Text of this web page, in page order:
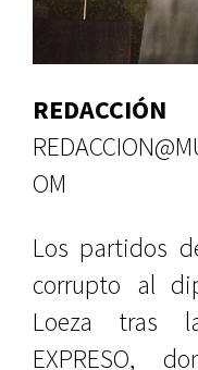
REDACCIÓN
OM
Los partidos
corrupto al
Loeza tras
EXPRESO,